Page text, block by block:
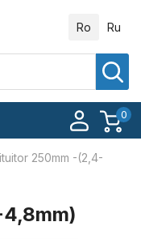
Ro Ru
0
250mm -(2,4-